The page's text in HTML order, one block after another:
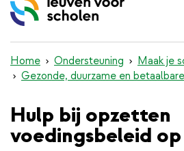
naar
de
inhoud
gaan
Home Ondersteuning
Maak je
Gezonde, duurzame en
Hulp bij opzetten
voedingsbeleid